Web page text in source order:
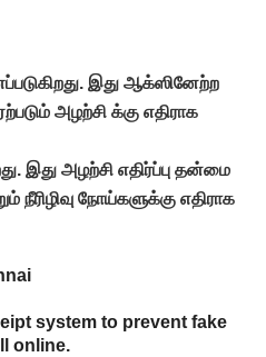
இது ஆக்ஸினேற்ற
அழற்சி க்கு எதிராக
இது அழற்சி எதிர்ப்பு தன்மை
நோய்களுக்கு எதிராக
system to prevent fake
online.